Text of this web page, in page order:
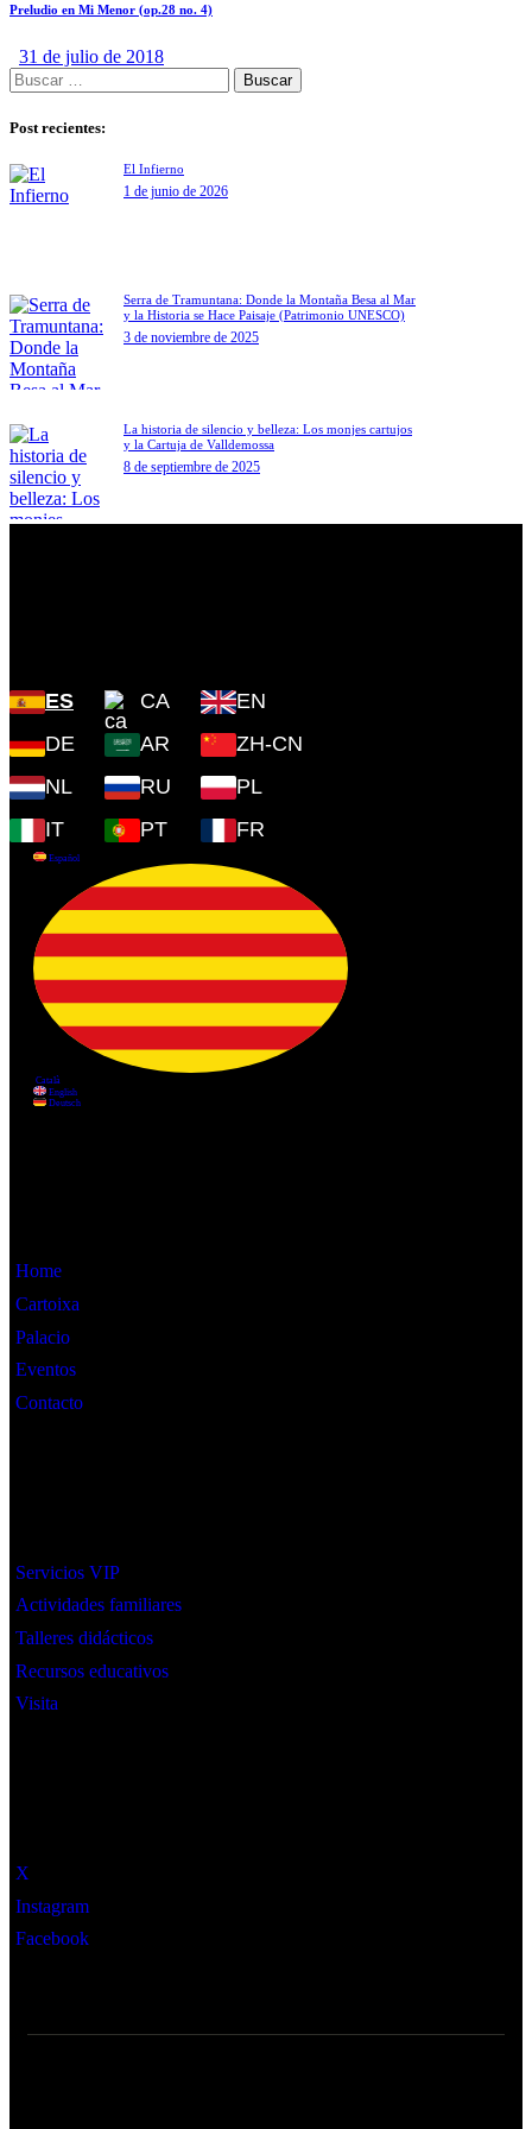
Preludio en Mi Menor (op.28 no. 4)
31 de julio de 2018
Post recientes:
El Infierno
1 de junio de 2026
Serra de Tramuntana: Donde la Montaña Besa al Mar
y la Historia se Hace Paisaje (Patrimonio UNESCO)
3 de noviembre de 2025
La historia de silencio y belleza: Los monjes cartujos
y la Cartuja de Valldemossa
8 de septiembre de 2025
ES CA
EN
DE
AR
ZH-CN
NL
RU
PL
IT
PT FR
Home
Cartoixa
Palacio
Eventos
Contacto
Servicios VIP
Actividades familiares
Talleres didácticos
Recursos educativos
Visita
X
Instagram
Facebook